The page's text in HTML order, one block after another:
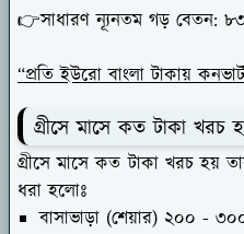
👉সাধারণ ন্যূনতম গড় বেতন:
“প্রতি ইউরো বাংলা টাকায়
গ্রীসে মাসে কত টাকা খরচ
গ্রীসে মাসে কত টাকা খরচ হয়
ধরা হলোঃ
বাসাভাড়া (শেয়ার) ২০০ -